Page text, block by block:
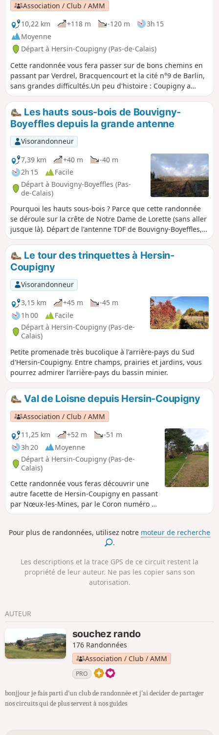
Association / Club / AMM
10,22 km
+118 m -120 m
3h 15
Moyenne
Départ à Hersin-Coupigny (Pas-de-Calais)
Cette randonnée vous fera passer sur de bons chemins en
passant par Verdrel, Bracquencourt et la cité n°9 de Barlin,
sans grandes difficultés.Un peu d'histoire : Coupigny a
donné son nom à une grande famille de noble de l'Artois.
Son nom officiel est apparu en 1801.
Les hauts sous-bois de Bouvigny-
Boyeffles depuis la grande antenne
Visorandonneur
7,39 km
+40 m
-40 m
2h 15
Facile
Départ à Bouvigny-Boyeffles (Pas-
de-Calais)
Pourquoi les hauts sous-bois ? Parce que cette randonnée
se déroule sur la crête de Notre Dame de Lorette (sans aller
jusque là). Départ de l'antenne TDF de Bouvigny-Boyeffles,
la 3e plus haute construction de France puisque elle fait
305 m de haut. Rien que sa vue en soit est déjà une
attraction car vous êtes garé à une quinzaine de mètres de
la base, ça donne le vertige. Les premiers mètres enfin vous
offrent déjà une vue panoramique sur le bassin minier.
Le tour des trinquettes à Hersin-
Coupigny
Visorandonneur
3,15 km
+45 m
-45 m
1h 00
Facile
Départ à Hersin-Coupigny (Pas-de-
Calais)
Petite promenade très bucolique à l'arrière-pays du Sud
d'Hersin-Coupigny. Entre champs, prairies et jardins, vous
pourrez admirer l'arrière-pays du bassin minier.
Val de Loisne depuis Hersin-Coupigny
Association / Club / AMM
11,25 km
+52 m
-51 m
3h 20
Moyenne
Départ à Hersin-Coupigny (Pas-de-
Calais)
Cette randonnée vous feras découvrir une
autre facette de Hersin-Coupigny en passant
par Nœux-les-Mines, par le Coron numéro 3
et la Ferme du Blanc-Mont, sans oublier le
Pour plus de randonnées, utilisez notre moteur de recherche
.
Les descriptions et la trace GPS de ce circuit restent la
propriété de leur auteur. Ne pas les copier sans son
autorisation.
AUTEUR
souchez rando
176 Randonnées
Association / Club / AMM
PRO
bonjjour je fais parti d'un club de randonnée et j'ai decider de partager
nos circuits qui de plus servent à nos guides